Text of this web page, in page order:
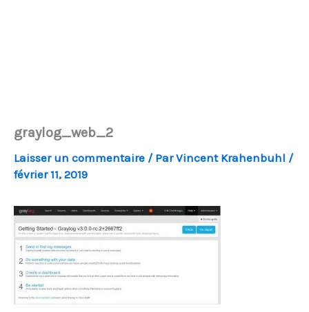
graylog_web_2
Laisser un commentaire / ParVincent Krahenbuhl /
février 11, 2019